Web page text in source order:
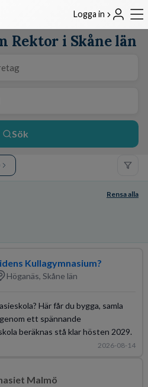
Logga in
Rektor i Skåne län
Sök
Rensa alla
Kullagymnasium?
Höganäs, Skåne län
Här får du bygga, samla
ett spännande
beräknas stå klar hösten 2029.
2026-08-14
Malmö